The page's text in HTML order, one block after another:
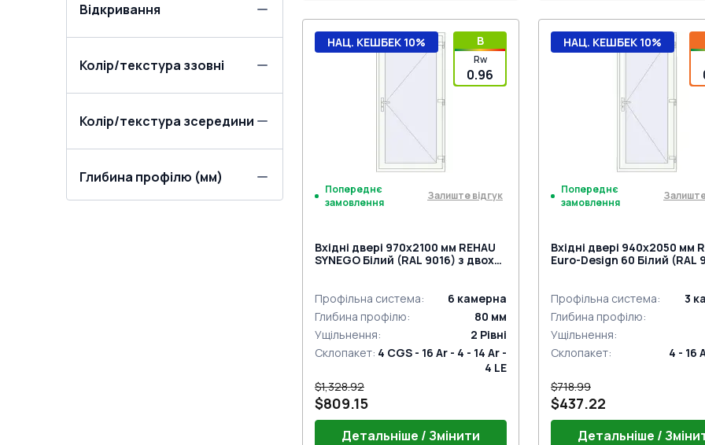
Відкривання
Колір/текстура ззовні
Колір/текстура зсередини
Глибина профілю (мм)
Поріг 24mm (BrD)
Дверний гарнітур HOPPE Liege
Дверна петля Dr.Hahn KTV 15-20
біла (Е60;BrD)
Замок на три точки (WILKA КРЮК;
привід від ручки) під нажимну ручку
Поріг 20mm (SYNEGO)
Дверний гарнітур
(нержавіюча сталь)
Дверна петля Dr.Hahn KTV
Замок на три точки
AUTOMATIC) під нажимну
B
Rw
0.96
НАЦ. КЕШБЕК 10%
Попереднє
замовлення
Залиште відгук
Вхідні двері 970x2100 мм REHAU
SYNEGO Білий (RAL 9016) з двох
Профільна система: 6 камерна
Глибина профілю: 80 мм
Ущільнення: 2 Рівні
Склопакет: 4 CGS - 16 Ar - 4 - 14 Ar -
4 LE
$1,328.92
$809.15
Детальніше / Змінити
НАЦ. КЕШБЕК 10%
Попереднє
замовлення
Вхідні двері 940x2050 мм
Euro-Design 60 Білий (RAL
Профільна система: 3
Глибина профілю:
Ущільнення:
Склопакет: 4 - 16
$718.99
$437.22
Детальніше /